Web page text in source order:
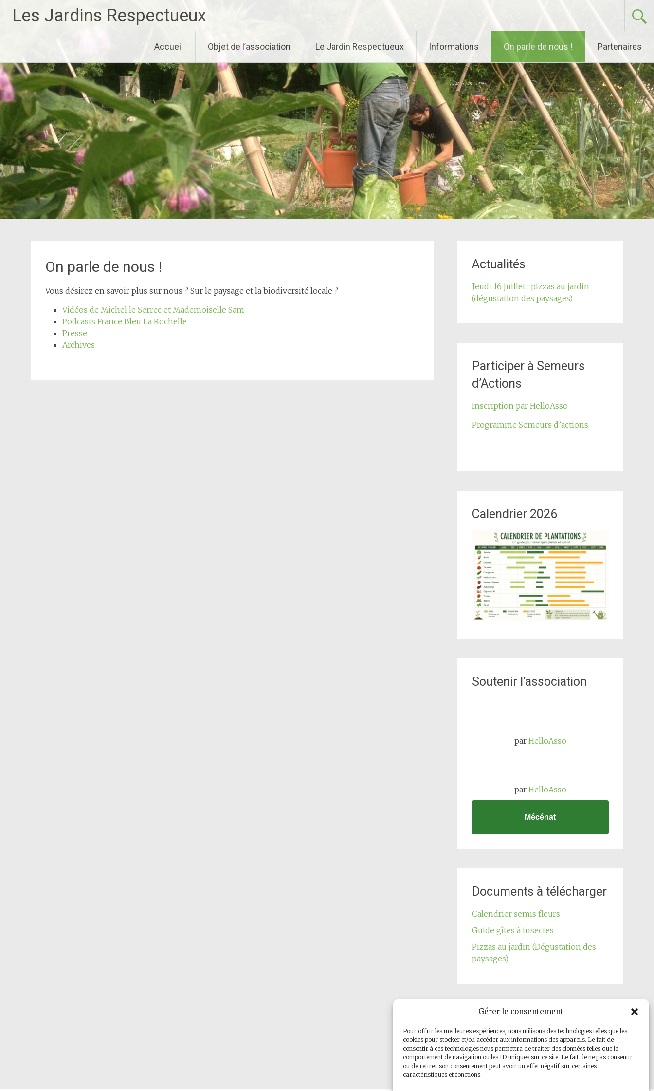
Gérer le consentement
Pour offrir les meilleures expériences, nous utilisons des technologies telles que les
cookies pour stocker et/ou accéder aux informations des appareils. Le fait de
consentir à ces technologies nous permettra de traiter des données telles que le
comportement de navigation ou les ID uniques sur ce site. Le fait de ne pas consentir
ou de retirer son consentement peut avoir un effet négatif sur certaines
caractéristiques et fonctions.
Les Jardins Respectueux
Accueil Objet de l’association Le Jardin Respectueux Informations On parle de nous ! Partenaires
On parle de nous !
Vous désirez en savoir plus sur nous ? Sur le paysage et la biodiversité locale ?
Vidéos de Michel le Serrec et Mademoiselle Sam
Podcasts France Bleu La Rochelle
Presse
Archives
Actualités
Jeudi 16 juillet : pizzas au jardin
(dégustation des paysages)
Participer à Semeurs
d’Actions
Inscription par HelloAsso
Programme Semeurs d’actions:
Calendrier 2026
Soutenir l’association
par HelloAsso
par HelloAsso
Mécénat
Documents à télécharger
Calendrier semis fleurs
Guide gîtes à insectes
Pizzas au jardin (Dégustation des
paysages)
Notre page Facebook